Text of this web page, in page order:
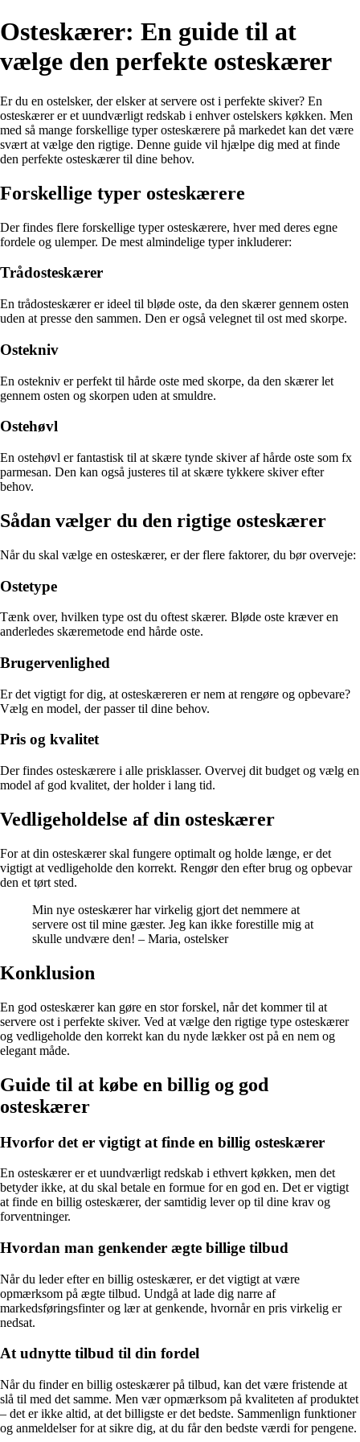
Osteskærer: En guide til at
vælge den perfekte osteskærer
Er du en ostelsker, der elsker at servere ost i perfekte skiver? En
osteskærer er et uundværligt redskab i enhver ostelskers køkken. Men
med så mange forskellige typer osteskærere på markedet kan det være
svært at vælge den rigtige. Denne guide vil hjælpe dig med at finde
den perfekte osteskærer til dine behov.
Forskellige typer osteskærere
Der findes flere forskellige typer osteskærere, hver med deres egne
fordele og ulemper. De mest almindelige typer inkluderer:
Trådosteskærer
En trådosteskærer er ideel til bløde oste, da den skærer gennem osten
uden at presse den sammen. Den er også velegnet til ost med skorpe.
Ostekniv
En ostekniv er perfekt til hårde oste med skorpe, da den skærer let
gennem osten og skorpen uden at smuldre.
Ostehøvl
En ostehøvl er fantastisk til at skære tynde skiver af hårde oste som fx
parmesan. Den kan også justeres til at skære tykkere skiver efter
behov.
Sådan vælger du den rigtige osteskærer
Når du skal vælge en osteskærer, er der flere faktorer, du bør overveje:
Ostetype
Tænk over, hvilken type ost du oftest skærer. Bløde oste kræver en
anderledes skæremetode end hårde oste.
Brugervenlighed
Er det vigtigt for dig, at osteskæreren er nem at rengøre og opbevare?
Vælg en model, der passer til dine behov.
Pris og kvalitet
Der findes osteskærere i alle prisklasser. Overvej dit budget og vælg en
model af god kvalitet, der holder i lang tid.
Vedligeholdelse af din osteskærer
For at din osteskærer skal fungere optimalt og holde længe, er det
vigtigt at vedligeholde den korrekt. Rengør den efter brug og opbevar
den et tørt sted.
Min nye osteskærer har virkelig gjort det nemmere at
servere ost til mine gæster. Jeg kan ikke forestille mig at
skulle undvære den! – Maria, ostelsker
Konklusion
En god osteskærer kan gøre en stor forskel, når det kommer til at
servere ost i perfekte skiver. Ved at vælge den rigtige type osteskærer
og vedligeholde den korrekt kan du nyde lækker ost på en nem og
elegant måde.
Guide til at købe en billig og god
osteskærer
Hvorfor det er vigtigt at finde en billig osteskærer
En osteskærer er et uundværligt redskab i ethvert køkken, men det
betyder ikke, at du skal betale en formue for en god en. Det er vigtigt
at finde en billig osteskærer, der samtidig lever op til dine krav og
forventninger.
Hvordan man genkender ægte billige tilbud
Når du leder efter en billig osteskærer, er det vigtigt at være
opmærksom på ægte tilbud. Undgå at lade dig narre af
markedsføringsfinter og lær at genkende, hvornår en pris virkelig er
nedsat.
At udnytte tilbud til din fordel
Når du finder en billig osteskærer på tilbud, kan det være fristende at
slå til med det samme. Men vær opmærksom på kvaliteten af produktet
– det er ikke altid, at det billigste er det bedste. Sammenlign funktioner
og anmeldelser for at sikre dig, at du får den bedste værdi for pengene.